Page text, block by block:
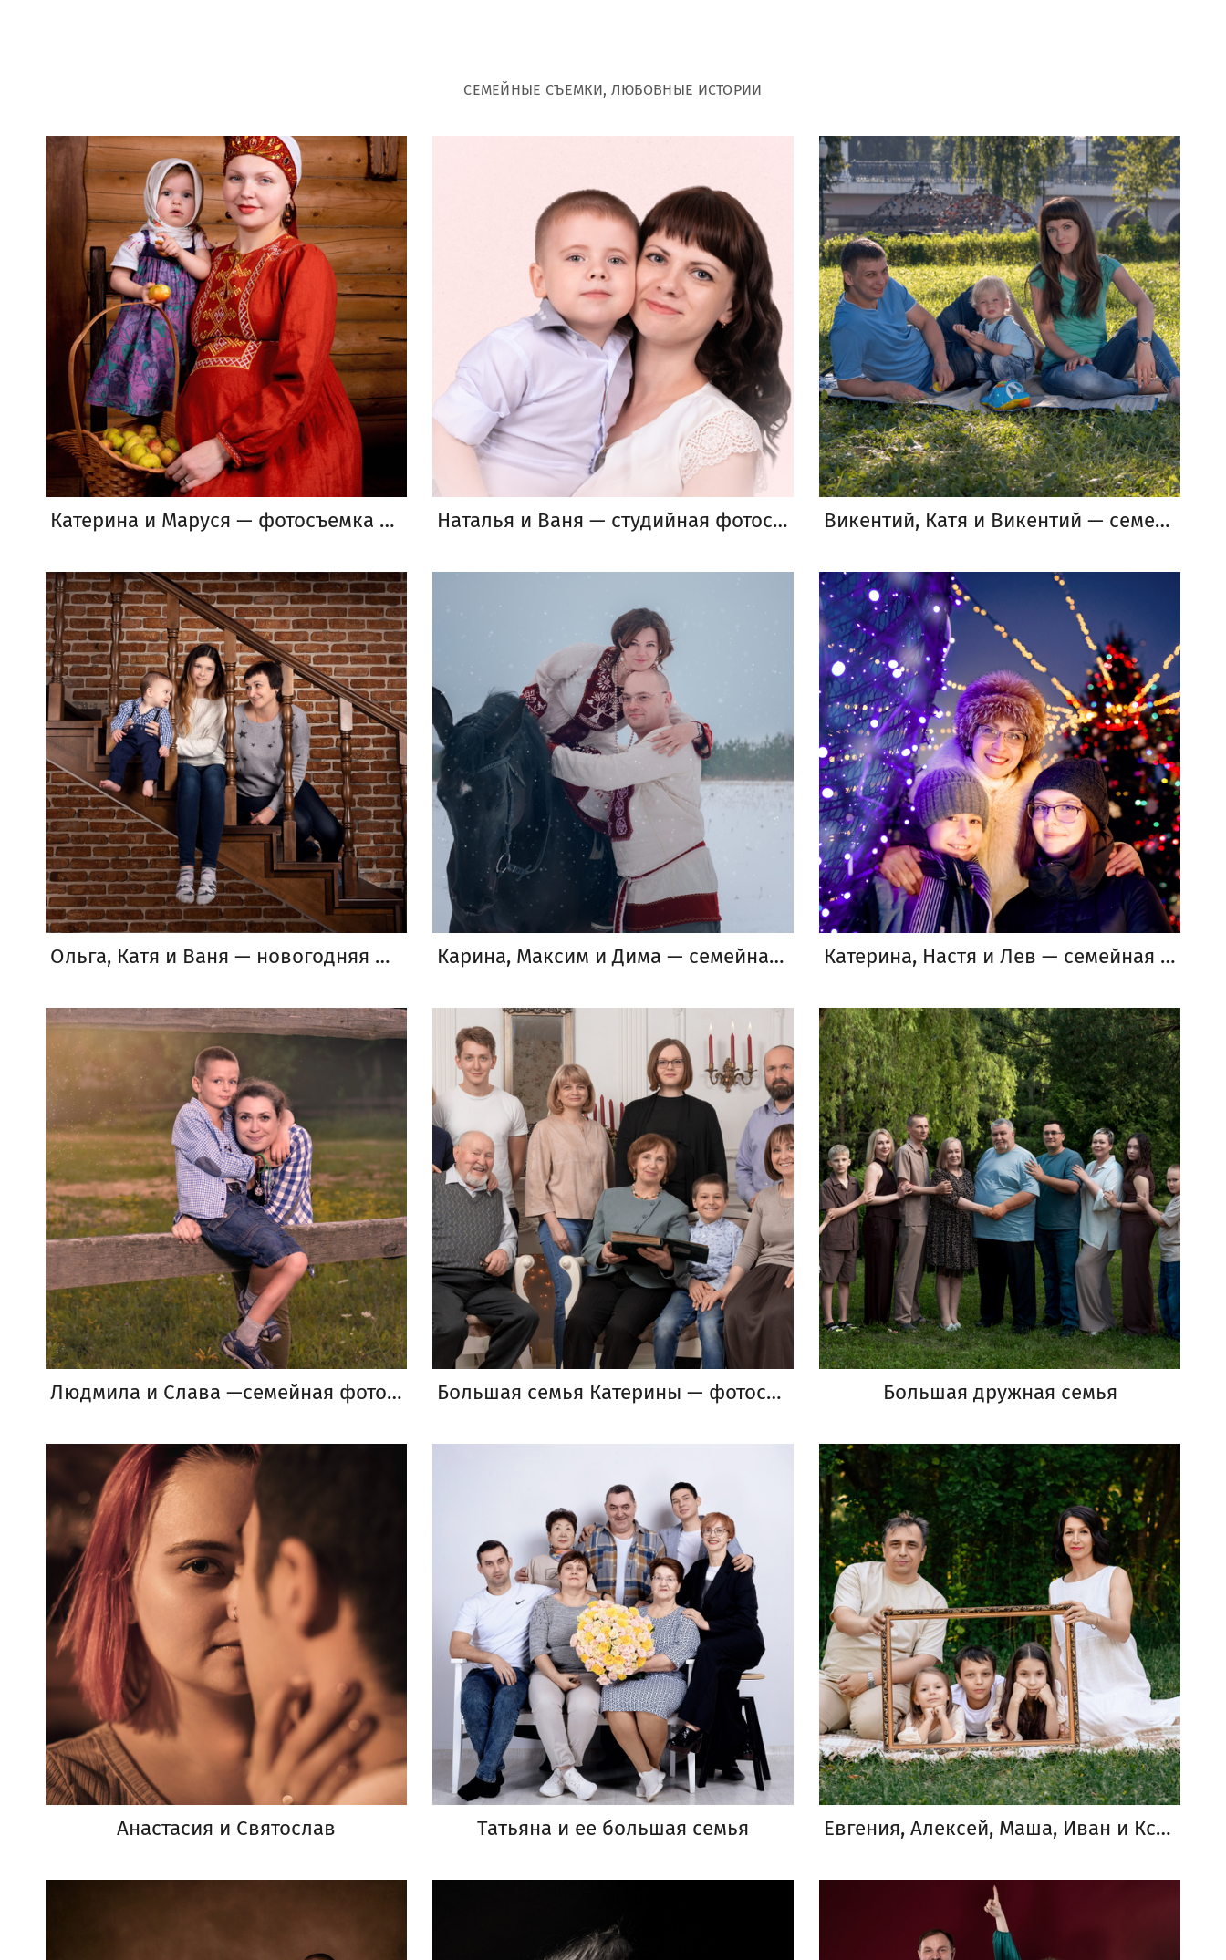
СЕМЕЙНЫЕ СЪЕМКИ, ЛЮБОВНЫЕ ИСТОРИИ
Катерина и Маруся — фотосъемка беременности в бане Наталья и Ваня — студийная фотосессия Викентий, Катя и Викентий — семейные фотосессии дома и на улице
Ольга, Катя и Ваня — новогодняя фотосъемка дома Карина, Максим и Дима — семейная зимняя фотосъемка с лошадью Катерина, Настя и Лев — семейная новогодняя фотосессия на улице
Людмила и Слава —семейная фотосессия с лошадью Большая семья Катерины — фотосъемка в студии Большая дружная семья
Анастасия и Святослав Татьяна и ее большая семья Евгения, Алексей, Маша, Иван и Ксюша